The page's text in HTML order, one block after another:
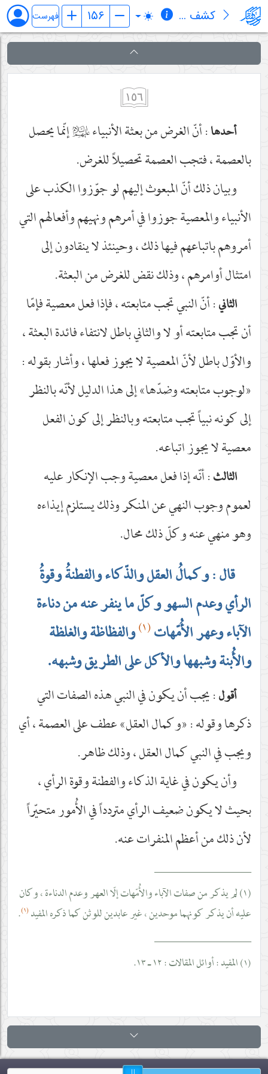
کشف المراد في شرح تجرید الإعتقاد (قسم الإلهیات) فهرست
١٥٦
أحدها: أنّ الغرض من بعثة الأنبياءعليهم‌السلامإنّما يحصل
بالعصمة ، فتجب العصمة تحصيلاً للغرض.
وبيان ذلك أنّ المبعوث إليهم لو جوّزوا الكذب على
الأنبياء والمعصية جوزوا في أمرهم ونهيهم وأفعالهم التي
أمروهم باتباعهم فيها ذلك ، وحينئذ لا ينقادون إلى
امتثال أوامرهم ، وذلك نقض للغرض من البعثة.
الثاني: أنّ النبي تجب متابعته ، فإذا فعل معصية فإمّا
أن تجب متابعته أو لا والثاني باطل لانتفاء فائدة البعثة ،
والأوّل باطل لأنّ المعصية لا يجوز فعلها ، وأشار بقوله :
«لوجوب متابعته وضدّها» إلى هذا الدليل لأنّه بالنظر
إلى كونه نبياً تجب متابعته وبالنظر إلى كون الفعل
معصية لا يجوز اتباعه.
الثالث: أنّه إذا فعل معصية وجب الإنكار عليه
لعموم وجوب النهي عن المنكر وذلك يستلزم إيذاءه
وهو منهي عنه وكلّ ذلك محال.
قال : وكمالُ العقل والذّكاء والفطنةُ وقوةُ
الرأي وعدم السهو وكلّ ما ينفر عنه من دناءة
الآباء وعهر الأُمّهات(١) والفظاظة والغلظة
والأُبنة وشبهها والأكل على الطريق وشبهه.
أقول: يجب أن يكون في النبي هذه الصفات التي
ذكرها وقوله : «وكمال العقل» عطف على العصمة ، أي
ويجب في النبي كمال العقل ، وذلك ظاهر.
وأن يكون في غاية الذكاء والفطنة وقوة الرأي ،
بحيث لا يكون ضعيف الرأي متردداً في الأُمور متحيّراً
لأن ذلك من أعظم المنفرات عنه.
__________________
(١) لم يذكر من صفات الآباء والأُمّهات إلّا العهر وعدم الدناءة ، وكان
عليه أن يذكر كونهما موحدين ، غير عابدين للوثن كما ذكره المفيد(١) .
__________________
(١) المفيد : أوائل المقالات : ١٢ ـ ١٣.